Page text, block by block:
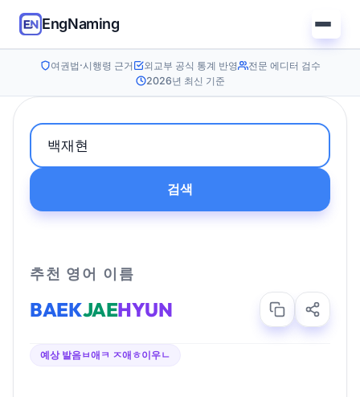
EngNaming
여권법·시행령 근거 외교부 공식 통계 반영
전문 에디터 검수
2026년 최신 기준
검색
추천 영어 이름
BAEKJAEHYUN
예상 발음ㅂ애ㅋ ㅈ애ㅎ이우ㄴ